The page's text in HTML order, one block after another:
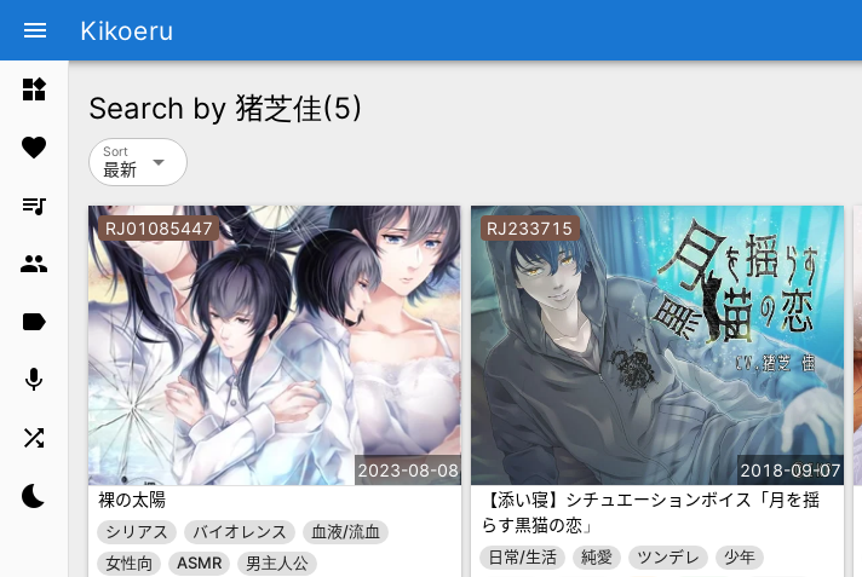
menu Kikoeru
widgets
favorite
queue_music
group
label
mic
shuffle
bedtime
Search by 猪芝佳(5)
最新
Sort arrow_drop_down
RJ01085447
2023-08-08
裸の太陽
シリアス バイオレンス
血液/流血
女性向
ASMR
男主人公
RJ233715
2018-09-07
【添い寝】シチュエーションボイス「月を揺
らす黒猫の恋」
日常/生活 純愛 ツンデレ
少年